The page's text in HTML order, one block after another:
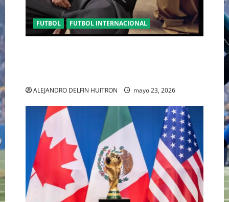
FUTBOL FUTBOL INTERNACIONAL
ALEJANDRO DELFIN HUITRON mayo 23, 2026